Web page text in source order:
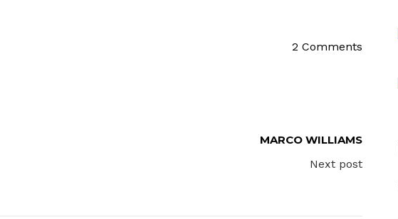
2 Comments
MARCO WILLIAMS
Next post